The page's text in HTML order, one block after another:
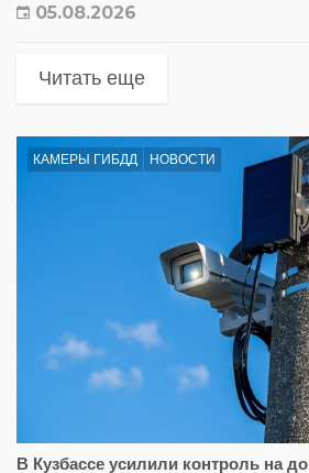
05.08.2026
Читать еще
КАМЕРЫ ГИБДД НОВОСТИ
В Кузбассе усилили контроль на